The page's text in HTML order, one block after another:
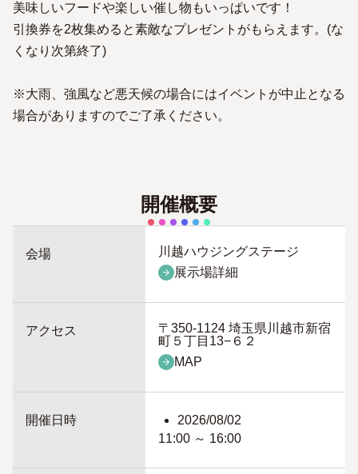
美味しいフードや楽しい催し物もいっぱいです！
引換券を2枚集めると素敵なプレゼントがもらえます。(な
くなり次第終了)
※大雨、強風など悪天候の場合にはイベントが中止となる
場合がありますのでご了承ください。
開催概要
会場
川越ハウジングステージ
展示場詳細
アクセス
〒350-1124 埼玉県川越市新宿
町５丁目13−６２
MAP
開催日時
2026/08/02
11:00 ～ 16:00